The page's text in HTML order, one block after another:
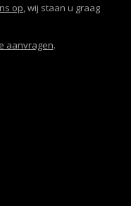
op, wij staan u graag
aanvragen.